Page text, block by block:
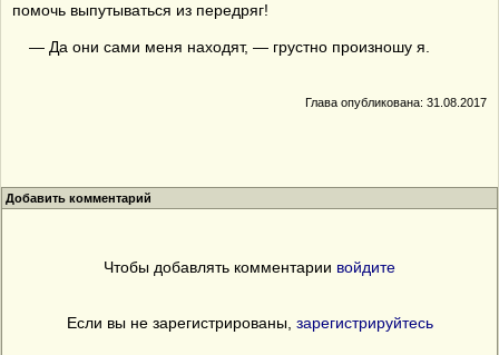
помочь выпутываться из передряг!
— Да они сами меня находят, — грустно произношу я.
Глава опубликована: 31.08.2017
Добавить комментарий
Чтобы добавлять комментарии войдите
Если вы не зарегистрированы, зарегистрируйтесь